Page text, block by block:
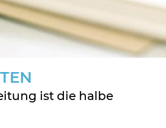
ist die halbe